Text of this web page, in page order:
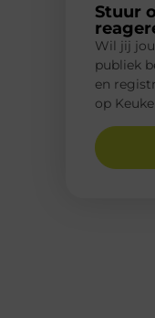
Stuur
Wil jij
publiek
en
op